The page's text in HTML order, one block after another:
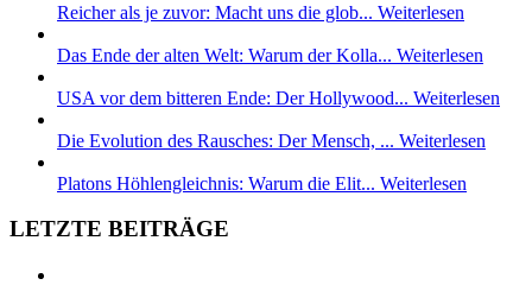
Reicher als je zuvor: Macht uns die glob... Weiterlesen
Das Ende der alten Welt: Warum der Kolla... Weiterlesen
USA vor dem bitteren Ende: Der Hollywood... Weiterlesen
Die Evolution des Rausches: Der Mensch, ... Weiterlesen
Platons Höhlengleichnis: Warum die Elit... Weiterlesen
LETZTE BEITRÄGE